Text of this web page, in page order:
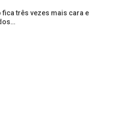
fica três vezes mais cara e